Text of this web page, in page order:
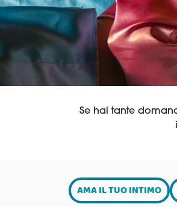
Se hai tante
AMA IL TUO INTIMO